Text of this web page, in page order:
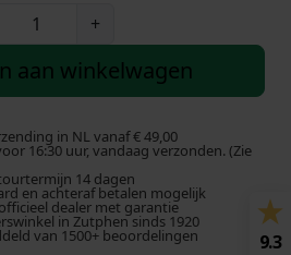
+
aan winkelwagen
in NL vanaf € 49,00
16:30 uur, vandaag verzonden. (Zie
14 dagen
en achteraf betalen mogelijk
dealer met garantie
in Zutphen sinds 1920
van 1500+ beoordelingen 9.3